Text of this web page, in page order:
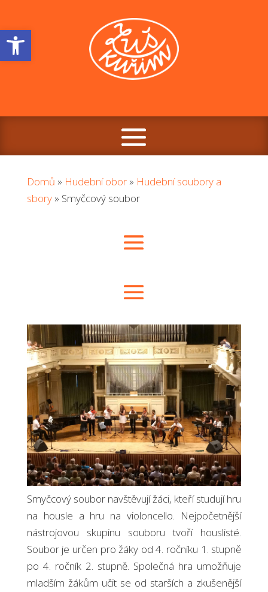
Open toolbar
Domů » Hudební obor» Hudební soubory a
sbory» Smyčcový soubor
Smyčcový soubor navštěvují žáci, kteří studují hru
na housle a hru na violoncello. Nejpočetnější
nástrojovou skupinu souboru tvoří houslisté.
Soubor je určen pro žáky od 4. ročníku 1. stupně
po 4. ročník 2. stupně. Společná hra umožňuje
mladším žákům učit se od starších a zkušenější